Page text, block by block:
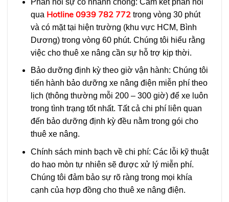
qua Hotline 0939 782 772trong vòng 30 phút
và có mặt tại hiện trường (khu vực HCM, Bình
Dương) trong vòng 60 phút. Chúng tôi hiểu rằng
việc cho thuê xe nâng cần sự hỗ trợ kịp thời.
Bảo dưỡng định kỳ theo giờ vận hành: Chúng tôi
tiến hành bảo dưỡng xe nâng điện miễn phí theo
lịch (thông thường mỗi 200 – 300 giờ) để xe luôn
trong tình trạng tốt nhất. Tất cả chi phí liên quan
đến bảo dưỡng định kỳ đều nằm trong gói cho
thuê xe nâng.
Chính sách minh bạch về chi phí: Các lỗi kỹ thuật
do hao mòn tự nhiên sẽ được xử lý miễn phí.
Chúng tôi đảm bảo sự rõ ràng trong mọi khía
cạnh của hợp đồng cho thuê xe nâng điện.